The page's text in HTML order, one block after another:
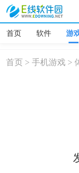
首页 软件 游
首页 >手机游戏 >